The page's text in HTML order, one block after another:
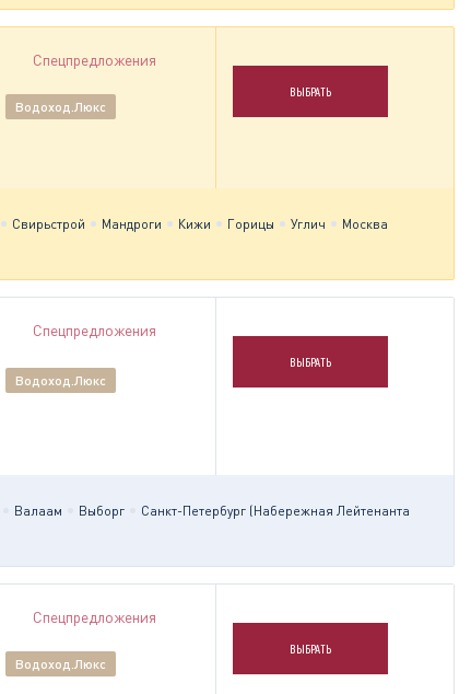
Спецпредложения
Водоход.Люкс
ВЫБРАТЬ
Свирьстрой Мандроги Кижи Горицы Углич
Москва
Спецпредложения
Водоход.Люкс
ВЫБРАТЬ
Валаам Выборг
Санкт-Петербург (Набережная Лейтенанта
Спецпредложения
Водоход.Люкс
ВЫБРАТЬ